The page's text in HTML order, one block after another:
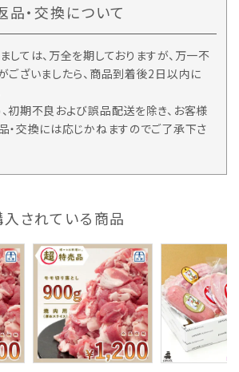
品・交換について
しては、万全を期しておりますが、万一不
ございましたら、商品到着後2日以内に
初期不良および誤品配送を除き、お客様
・交換には応じかねますのでご了承下さ
入されている商品